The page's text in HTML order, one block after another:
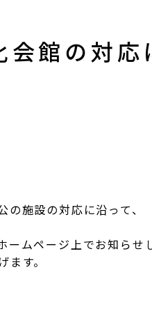
館の対応
施設の対応に沿って、
ムページ上でお知らせ
ます。